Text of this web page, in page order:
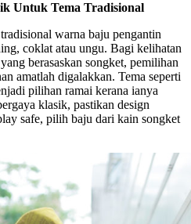
Untuk Tema Tradisional
warna baju pengantin
coklat atau ungu. Bagi kelihatan
berasaskan songket, pemilihan
amatlah digalakkan. Tema seperti
pilihan ramai kerana ianya
klasik, pastikan design
safe, pilih baju dari kain songket